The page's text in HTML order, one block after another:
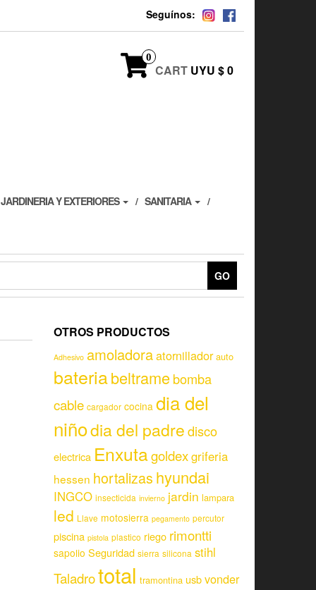
Seguínos:
0
CART UYU $ 0
JARDINERIA Y EXTERIORES SANITARIA
GO
OTROS PRODUCTOS
Adhesivo amoladoraatornillador auto
bateriabeltramebomba
cable cargador cocina dia del
niñodia del padredisco
electrica Enxutagoldexgriferia
hessen hortalizas hyundai
INGCO insecticida invierno jardin lampara
led Llave motosierra pegamento percutor
piscina pistola plastico riego rimontti
sapolio Seguridad sierra silicona stihl
Taladrototal tramontina usbvonder